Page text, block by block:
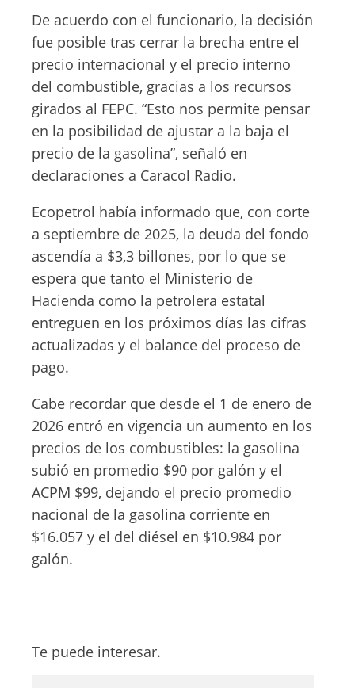
De acuerdo con el funcionario, la decisión
fue posible tras cerrar la brecha entre el
precio internacional y el precio interno
del combustible, gracias a los recursos
girados al FEPC. “Esto nos permite pensar
en la posibilidad de ajustar a la baja el
precio de la gasolina”, señaló en
declaraciones a Caracol Radio.
Ecopetrol había informado que, con corte
a septiembre de 2025, la deuda del fondo
ascendía a $3,3 billones, por lo que se
espera que tanto el Ministerio de
Hacienda como la petrolera estatal
entreguen en los próximos días las cifras
actualizadas y el balance del proceso de
pago.
Cabe recordar que desde el 1 de enero de
2026 entró en vigencia un aumento en los
precios de los combustibles: la gasolina
subió en promedio $90 por galón y el
ACPM $99, dejando el precio promedio
nacional de la gasolina corriente en
$16.057 y el del diésel en $10.984 por
galón.
Te puede interesar.